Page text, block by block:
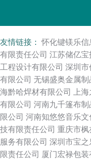
友情链接： 怀化键镁乐信
有限责任公司 江苏储亿宝
工程设计有限公司 深圳市
有限公司 无锡盛奥金属制
海黔哈焊材有限公司
上
有限公司 河南九千篷布制
限公司 河南知悠悠音乐文
技有限责任公司 重庆市枫
服务有限公司 深圳市宝之
限责任公司 厦门宏禄包装